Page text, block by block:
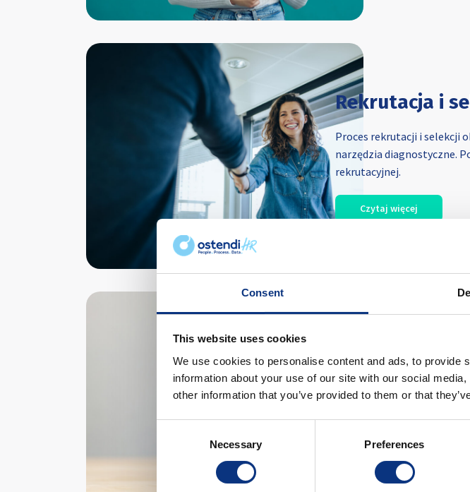
Consent
This website uses cookies
We use cookies to personalise content and ads, to
information about your use of our site with our social
other information that you’ve provided to them or that
Necessary Preferences
Rekrutacja i
Proces rekrutacji i selekcji
narzędzia diagnostyczne.
rekrutacyjnej.
Czytaj więcej
Pozyskiwanie danych o
mierzysz efektywności
tego co należy usprawnić,